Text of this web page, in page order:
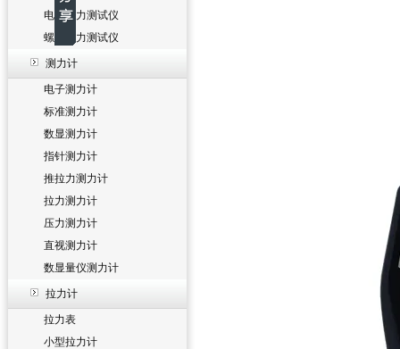
电批扭力测试仪
螺丝扭力测试仪
测力计
电子测力计
标准测力计
数显测力计
指针测力计
推拉力测力计
拉力测力计
压力测力计
直视测力计
数显量仪测力计
拉力计
拉力表
小型拉力计